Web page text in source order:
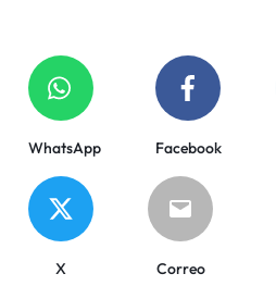
WhatsApp Facebook
X Correo